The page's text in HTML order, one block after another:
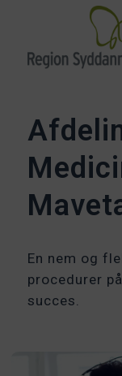
En nem og
procedurer
succes.